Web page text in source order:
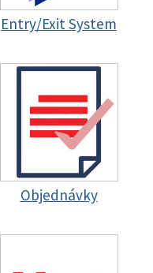
Entry/Exit System
Objednávky